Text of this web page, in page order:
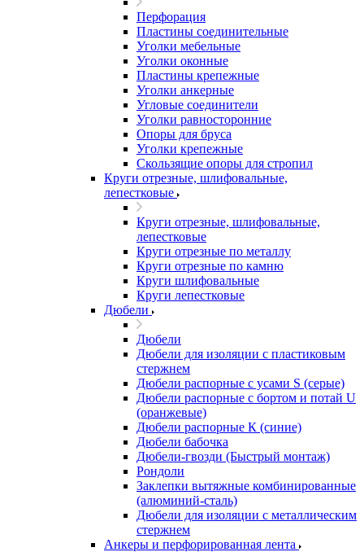
Перфорация
Пластины соединительные
Уголки мебельные
Уголки оконные
Пластины крепежные
Уголки анкерные
Угловые соединители
Уголки равносторонние
Опоры для бруса
Уголки крепежные
Скользящие опоры для стропил
Круги отрезные, шлифовальные,
лепестковые
Круги отрезные, шлифовальные,
лепестковые
Круги отрезные по металлу
Круги отрезные по камню
Круги шлифовальные
Круги лепестковые
Дюбели
Дюбели
Дюбели для изоляции с пластиковым
стержнем
Дюбели распорные с усами S (серые)
Дюбели распорные c бортом и потай U
(оранжевые)
Дюбели распорные К (синие)
Дюбели бабочка
Дюбели-гвозди (Быстрый монтаж)
Рондоли
Заклепки вытяжные комбинированные
(алюминий-сталь)
Дюбели для изоляции с металлическим
стержнем
Анкеры и перфорированная лента